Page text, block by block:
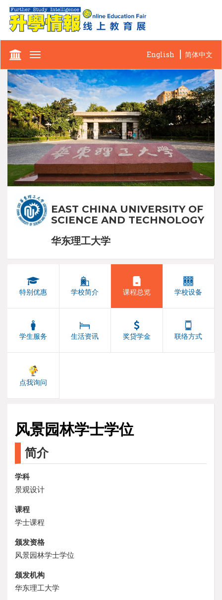
Toggle
English 简体中文
EAST CHINA UNIVERSITY OF
SCIENCE AND TECHNOLOGY
华东理工大学
特别优惠 学校简介 课程总览 学校设备
学生服务 生活资讯 奖贷学金 联络方式
点我询问
风景园林学士学位
简介
学科
景观设计
课程
学士课程
颁发资格
风景园林学士学位
颁发机构
华东理工大学